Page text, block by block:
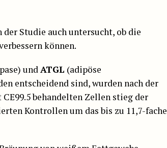
Studie auch untersucht, ob die
können.
und ATGL (adipöse
entscheidend sind, wurden nach der
behandelten Zellen stieg der
Kontrollen um das bis zu 11,7-fache